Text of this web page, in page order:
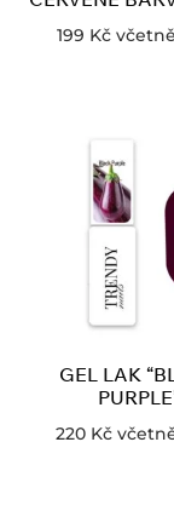
199 Kč
GEL LAK
220 Kč